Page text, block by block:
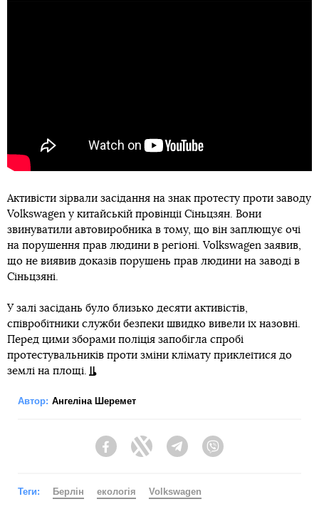
Активісти зірвали засідання на знак протесту проти заводу
Volkswagen у китайській провінції Сіньцзян. Вони
звинуватили автовиробника в тому, що він заплющує очі
на порушення прав людини в регіоні. Volkswagen заявив,
що не виявив доказів порушень прав людини на заводі в
Сіньцзяні.
У залі засідань було близько десяти активістів,
співробітники служби безпеки швидко вивели їх назовні.
Перед цими зборами поліція запобігла спробі
протестувальників проти зміни клімату приклеїтися до
землі на площі.
Автор: Ангеліна Шеремет
FacebookTwitter Telegram
Теги: Берлін екологія Volkswagen